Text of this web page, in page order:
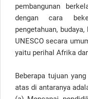
pembangunan
dengan cara
pengetahuan,
UNESCO secara
yaitu perihal Afrika
Beberapa tujuan
atas di antaranya